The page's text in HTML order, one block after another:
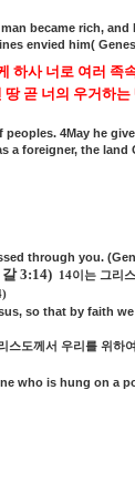
became rich, and
envied him(
하사 너로 여러 족
곧 너의 우거하
4May he
a foreigner, the land
through you.
갈3:14) 14이는 그리
so that by faith
스도께서 우리를 위하
who is hung on a